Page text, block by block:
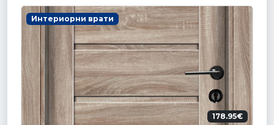
Интериорни врати
178.95€